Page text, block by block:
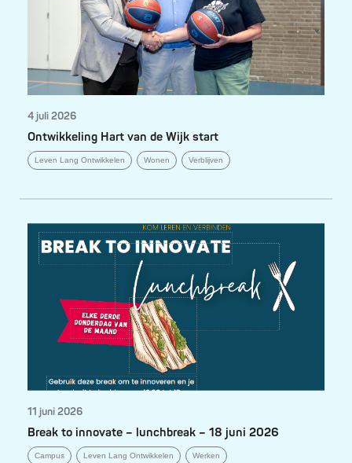
4 juli 2026
Ontwikkeling Hart van de Wijk start
Leven Lang Ontwikkelen Wonen Verblijven
11 juni 2026
Break to innovate – lunchbreak – 18 juni 2026
Campus Leven Lang Ontwikkelen Werken